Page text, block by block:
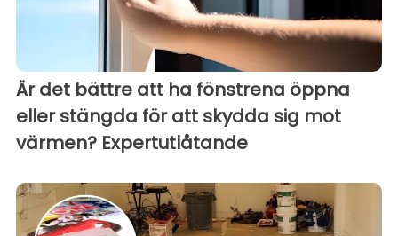
Är det bättre att ha fönstrena öppna
eller stängda för att skydda sig mot
värmen? Expertutlåtande